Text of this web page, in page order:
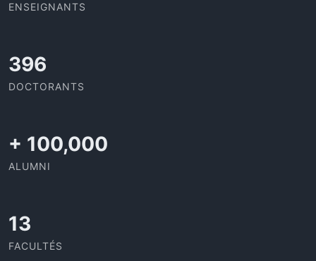
ENSEIGNANTS
432
DOCTORANTS
+ 100,000
ALUMNI
13
FACULTÉS